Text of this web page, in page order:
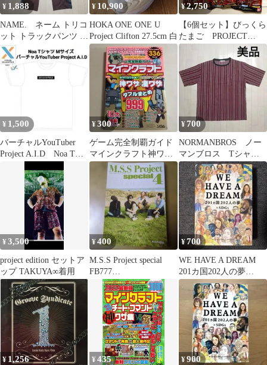
¥ 1,888
NAME. ネーム トリコ
ット トラックパンツ ジ
ャージパンツ 日本製
¥ 10,900
HOKA ONE ONE U
Project Clifton 27.5cm 白
¥2,750
【6個セット】びっくら
たまご PROJECT
R.E.D.
¥ 1,500
バーチャルYouTuber
Project A.I.D Noa Tシ
¥300
ゲーム完全制覇ガイド
マインクラフト神ワザ
&凄ワザダブルまとめ
¥700
NORMANBROS ノー
マンブロス Tシャツ
半袖 ストライプ ワ
ンポケット
¥3,500
project edition セットア
ップ TAKUYA∞着用
¥400
M.S.S Project special
FB777
KIKKUN―MK―2…
¥700
WE HAVE A DREAM
201カ国202人の夢
×SDGs
¥ 1,256 ¥435 ¥900